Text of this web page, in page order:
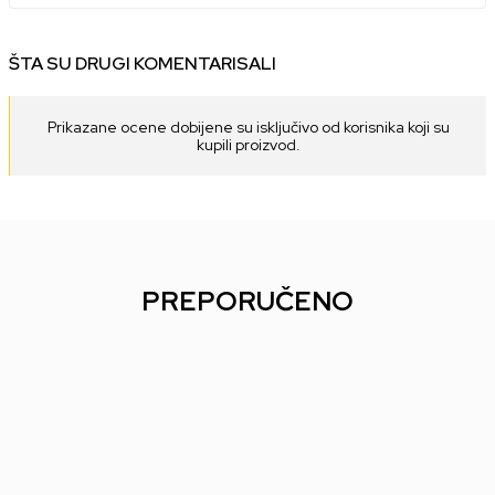
ŠTA SU DRUGI KOMENTARISALI
Prikazane ocene dobijene su isključivo od korisnika koji su
kupili proizvod.
PREPORUČENO